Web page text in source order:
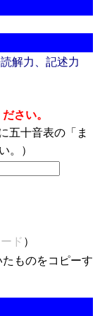
解力、記述力
さい。
五十音表の「ま
。）
ド）
ものをコピーす